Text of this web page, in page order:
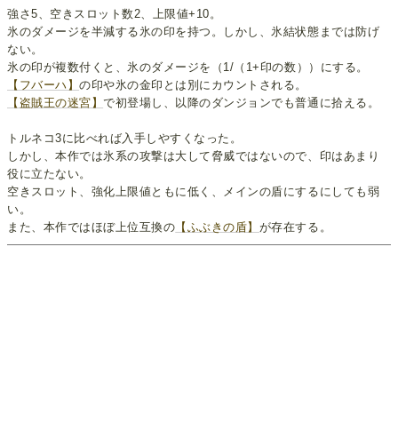
強さ5、空きスロット数2、上限値+10。
氷のダメージを半減する氷の印を持つ。しかし、氷結状態までは防げ
ない。
氷の印が複数付くと、氷のダメージを（1/（1+印の数））にする。
【フバーハ】の印や氷の金印とは別にカウントされる。
【盗賊王の迷宮】で初登場し、以降のダンジョンでも普通に拾える。
トルネコ3に比べれば入手しやすくなった。
しかし、本作では氷系の攻撃は大して脅威ではないので、印はあまり
役に立たない。
空きスロット、強化上限値ともに低く、メインの盾にするにしても弱
い。
また、本作ではほぼ上位互換の 【ふぶきの盾】 が存在する。